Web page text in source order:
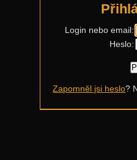
Login nebo email:
Heslo:
Zapomněl jsi heslo?